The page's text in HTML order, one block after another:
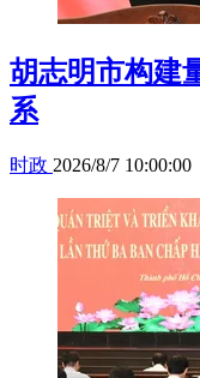
胡志明市构建
系
时政 2026/8/7 10:00:00